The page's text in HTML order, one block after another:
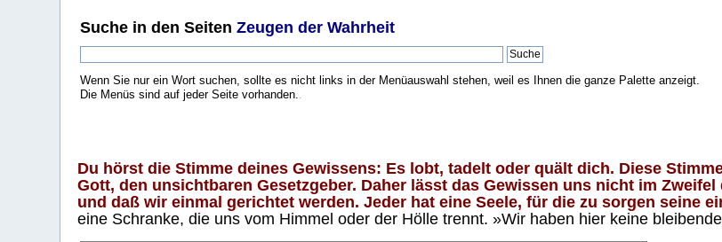
Suche in den SeitenZeugen der Wahrheit
Wenn Sie nur ein Wort suchen, sollte es nicht links in der Menüauswahl stehen, weil es Ihnen die ganze Palette anzeigt.
Die Menüs sind auf jeder Seite vorhanden..
Du hörst die Stimme deines Gewissens: Es lobt, tadelt oder quält dich. Diese
Gott, den unsichtbaren Gesetzgeber. Daher lässt das Gewissen uns nicht im
und daß wir einmal gerichtet werden. Jeder hat eine Seele, für die zu sorgen seine
eine Schranke, die uns vom Himmel oder der Hölle trennt. »Wir haben hier keine